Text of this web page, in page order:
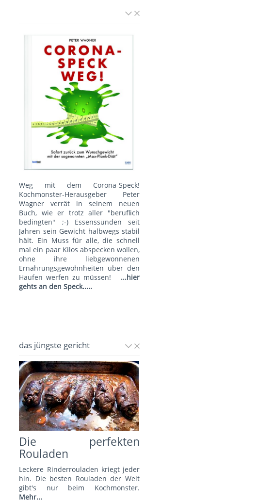
Weg mit dem Corona-Speck!
Kochmonster-Herausgeber Peter
Wagner verrät in seinem neuen
Buch, wie er trotz aller "beruflich
bedingten" ;-) Essenssünden seit
Jahren sein Gewicht halbwegs stabil
hält. Ein Muss für alle, die schnell
mal ein paar Kilos abspecken wollen,
ohne ihre liebgewonnenen
Ernährungsgewohnheiten über den
Haufen werfen zu müssen!
...hier
gehts an den Speck.....
das jüngste gericht
Die perfekten
Rouladen
Leckere Rinderrouladen kriegt jeder
hin. Die besten Rouladen der Welt
gibt's nur beim Kochmonster.
Mehr...